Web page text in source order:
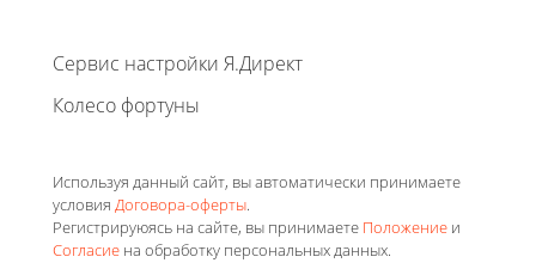
Сервис настройки Я.Директ
Колесо фортуны
Используя данный сайт, вы автоматически принимаете
условия Договора-оферты.
Регистрируюясь на сайте, вы принимаете Положение и
Согласие на обработку персональных данных.